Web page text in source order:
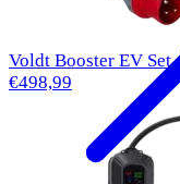
Voldt Booster EV Set
€498,99